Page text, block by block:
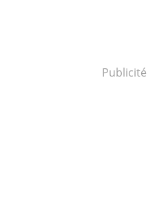
Publicité